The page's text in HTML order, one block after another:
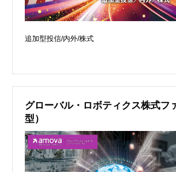
追加型投信/内外/株式
グローバル・ロボティクス株式フ
型）